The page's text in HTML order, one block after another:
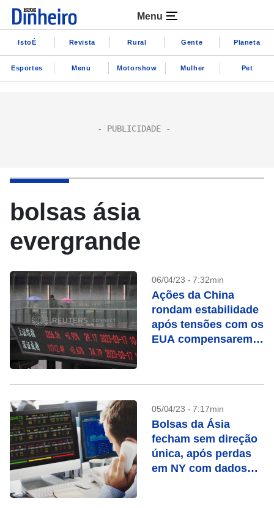
Menu
IstoÉ Revista Rural Gente Planeta
Esportes Menu Motorshow Mulher Pet
bolsas ásia
evergrande
06/04/23 - 7:32min
Ações da China
rondam estabilidade
após tensões com os
EUA compensarem
05/04/23 - 7:17min
Bolsas da Ásia
fecham sem direção
única, após perdas
em NY com dados